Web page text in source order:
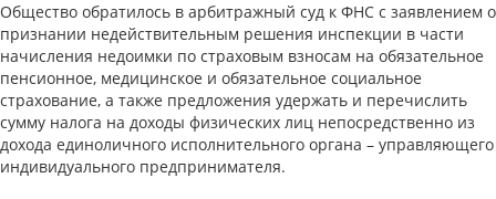
Общество обратилось в арбитражный суд к ФНС с заявлением о
признании недействительным решения инспекции в части
начисления недоимки по страховым взносам на обязательное
пенсионное, медицинское и обязательное социальное
страхование, а также предложения удержать и перечислить
сумму налога на доходы физических лиц непосредственно из
дохода единоличного исполнительного органа – управляющего
индивидуального предпринимателя.